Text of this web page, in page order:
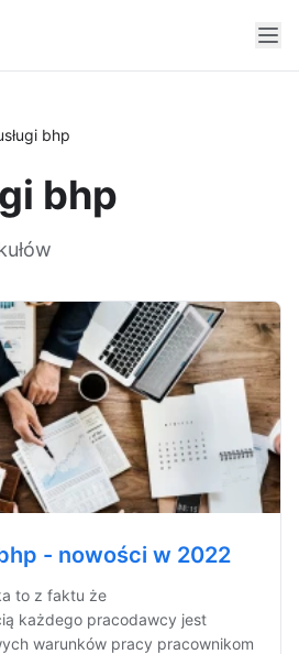
bhp
bhp
- nowości w 2022
to z faktu że
każdego pracodawcy jest
warunków pracy pracownikom